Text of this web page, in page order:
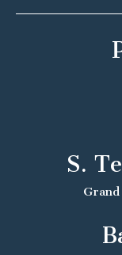
S.
Grand